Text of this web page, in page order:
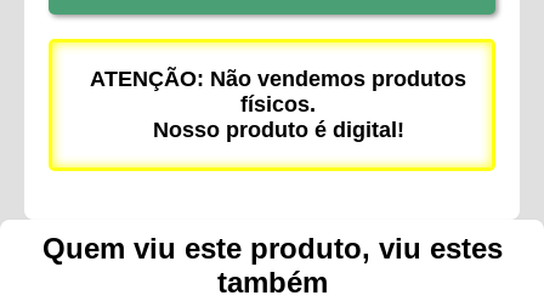
ATENÇÃO: Não vendemos produtos
físicos.
Nosso produto é digital!
Quem viu este produto, viu estes
também